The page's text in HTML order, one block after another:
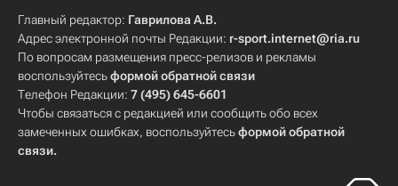
Главный редактор: Гаврилова А.В.
Адрес электронной почты Редакции: r-sport.internet@ria.ru
По вопросам размещения пресс-релизов и рекламы
воспользуйтесьформой обратной связи
Телефон Редакции: 7 (495) 645-6601
Чтобы связаться с редакцией или сообщить обо всех
замеченных ошибках, воспользуйтесьформой обратной
связи.